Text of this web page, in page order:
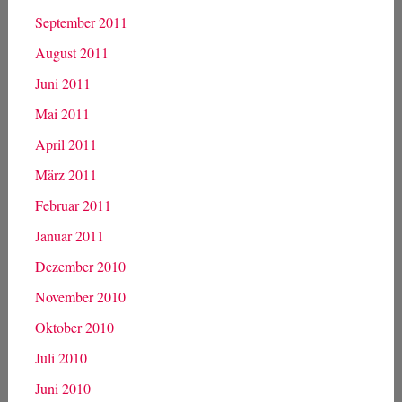
September 2011
August 2011
Juni 2011
Mai 2011
April 2011
März 2011
Februar 2011
Januar 2011
Dezember 2010
November 2010
Oktober 2010
Juli 2010
Juni 2010